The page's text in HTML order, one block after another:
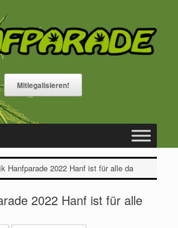
Mitlegalisieren!
Hanfparade 2022 Hanf ist für alle da
2022 Hanf ist für alle